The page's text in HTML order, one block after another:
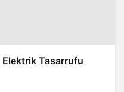
Tasarrufu